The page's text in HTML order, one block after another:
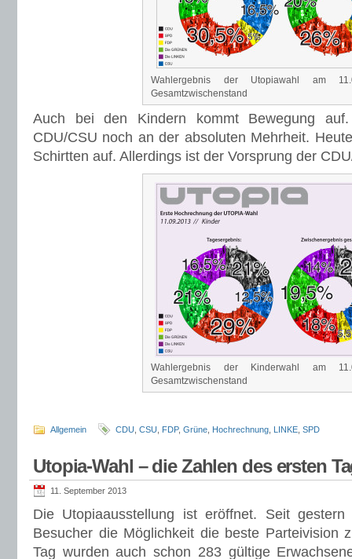
Wahlergebnis der Utopiawahl am
Gesamtzwischenstand
Auch bei den Kindern kommt Bewegung auf.
CDU/CSU noch an der absoluten Mehrheit.
Schirtten auf. Allerdings ist der Vorsprung der
Wahlergebnis der Kinderwahl am
Gesamtzwischenstand
Allgemein CDU CSU FDP, Grüne Hochrechnung LINKE SPD
Utopia-Wahl – die Zahlen des ersten
11. September 2013
Die Utopiaausstellung ist eröffnet. Seit
Besucher die Möglichkeit die beste Parteivision
Tag wurden auch schon 283 gültige